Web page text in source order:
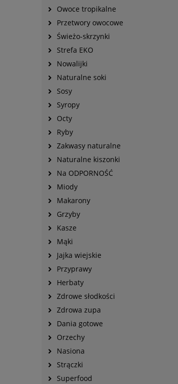
Owoce tropikalne
Przetwory owocowe
Świeżo-skrzynki
Strefa EKO
Nowalijki
Naturalne soki
Sosy
Syropy
Octy
Ryby
Zakwasy naturalne
Naturalne kiszonki
Na ODPORNOŚĆ
Miody
Makarony
Grzyby
Kasze
Mąki
Jajka wiejskie
Przyprawy
Herbaty
Zdrowe słodkości
Zdrowa zupa
Dania gotowe
Orzechy
Nasiona
Strączki
Superfood